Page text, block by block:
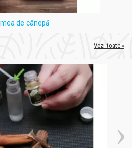
de a folosi acest produs, in
insarcinata sau daca alaptati.
de cânepă
Vezi toate »